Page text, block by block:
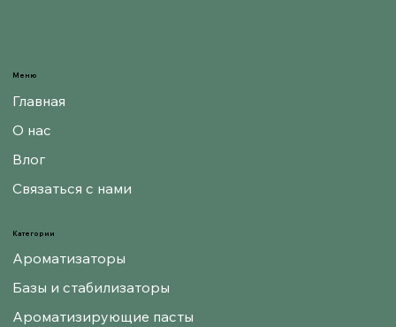
Категории
Ароматизаторы
Базы и стабилизаторы
Ароматизирующие пасты
Меню
Главная
О нас
Влог
Связаться с нами